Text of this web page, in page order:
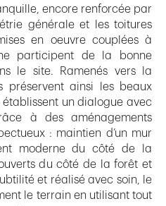
encore renforcée par
générale et les toitures
en oeuvre couplées à
participent de la bonne
le site. Ramenés vers la
préservent ainsi les beaux
un dialogue avec
à des aménagements
: maintien d’un mur
moderne du côté de la
du côté de la forêt et
et réalisé avec soin, le
le terrain en utilisant tout